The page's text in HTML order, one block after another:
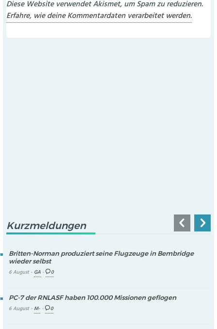
Diese Website verwendet Akismet, um Spam zu reduzieren.
Erfahre, wie deine Kommentardaten verarbeitet werden.
Kurzmeldungen
Britten-Norman produziert seine Flugzeuge in Bembridge
wieder selbst
6 August - GA- 0
PC-7 der RNLASF haben 100.000 Missionen geflogen
6 August -M-- 0